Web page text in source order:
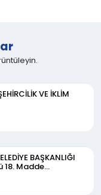
VE İKLİM
BAŞKANLIĞI
18. Madde